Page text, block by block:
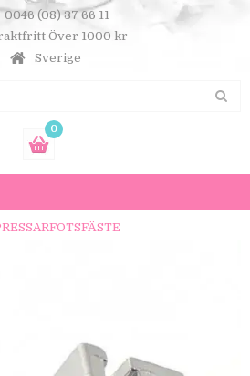
0046 (08) 37 66 11
Över 1000 kr
Sverige
0